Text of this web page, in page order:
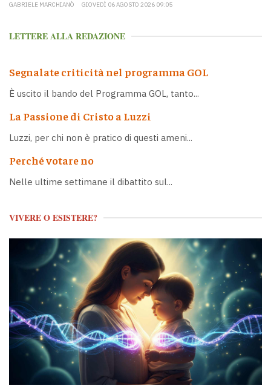
GABRIELE MARCHIANÒ GIOVEDÌ 06 AGOSTO 2026 09:05
LETTERE ALLA REDAZIONE
Segnalate criticità nel programma GOL
È uscito il bando del Programma GOL, tanto...
La Passione di Cristo a Luzzi
Luzzi, per chi non è pratico di questi ameni...
Perché votare no
Nelle ultime settimane il dibattito sul...
VIVERE O ESISTERE?